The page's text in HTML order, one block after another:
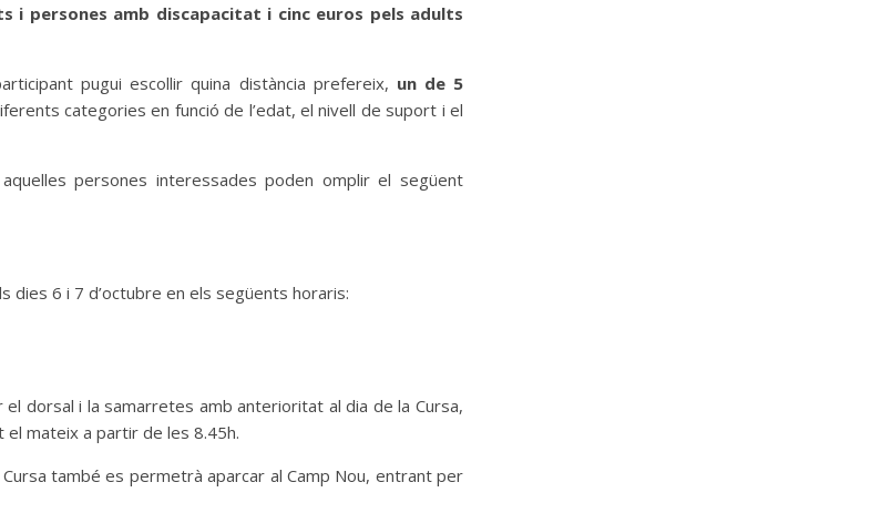
i persones amb discapacitat i cinc euros pels adults
pugui escollir quina distància prefereix, un de 5
categories en funció de l’edat, el nivell de suport i el
persones interessades poden omplir el següent
dies 6 i 7 d’octubre en els següents horaris:
dorsal i la samarretes amb anterioritat al dia de la Cursa,
el mateix a partir de les 8.45h.
també es permetrà aparcar al Camp Nou, entrant per